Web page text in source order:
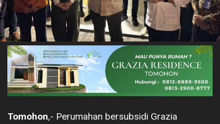
Tomohon,- Perumahan bersubsidi Grazia